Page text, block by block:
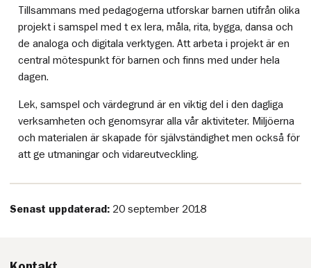
Tillsammans med pedagogerna utforskar barnen utifrån olika
projekt i samspel med t ex lera, måla, rita, bygga, dansa och
de analoga och digitala verktygen. Att arbeta i projekt är en
central mötespunkt för barnen och finns med under hela
dagen.
Lek, samspel och värdegrund är en viktig del i den dagliga
verksamheten och genomsyrar alla vår aktiviteter. Miljöerna
och materialen är skapade för självständighet men också för
att ge utmaningar och vidareutveckling.
Senast uppdaterad: 20 september 2018